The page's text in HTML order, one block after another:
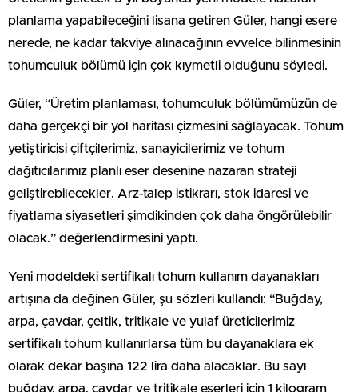
planlama yapabileceğini lisana getiren Güler, hangi esere
nerede, ne kadar takviye alınacağının evvelce bilinmesinin
tohumculuk bölümü için çok kıymetli olduğunu söyledi.
Güler, “Üretim planlaması, tohumculuk bölümümüzün de
daha gerçekçi bir yol haritası çizmesini sağlayacak. Tohum
yetiştiricisi çiftçilerimiz, sanayicilerimiz ve tohum
dağıtıcılarımız planlı eser desenine nazaran strateji
geliştirebilecekler. Arz-talep istikrarı, stok idaresi ve
fiyatlama siyasetleri şimdikinden çok daha öngörülebilir
olacak.” değerlendirmesini yaptı.
Yeni modeldeki sertifikalı tohum kullanım dayanakları
artışına da değinen Güler, şu sözleri kullandı: “Buğday,
arpa, çavdar, çeltik, tritikale ve yulaf üreticilerimiz
sertifikalı tohum kullanırlarsa tüm bu dayanaklara ek
olarak dekar başına 122 lira daha alacaklar. Bu sayı
buğday, arpa, çavdar ve tritikale eserleri için 1 kilogram